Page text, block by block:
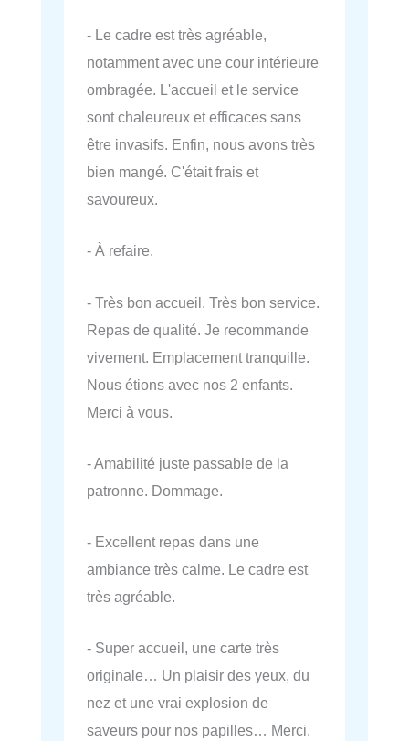
- Le cadre est très agréable,
notamment avec une cour intérieure
ombragée. L'accueil et le service
sont chaleureux et efficaces sans
être invasifs. Enfin, nous avons très
bien mangé. C'était frais et
savoureux.
- À refaire.
- Très bon accueil. Très bon service.
Repas de qualité. Je recommande
vivement. Emplacement tranquille.
Nous étions avec nos 2 enfants.
Merci à vous.
- Amabilité juste passable de la
patronne. Dommage.
- Excellent repas dans une
ambiance très calme. Le cadre est
très agréable.
- Super accueil, une carte très
originale… Un plaisir des yeux, du
nez et une vrai explosion de
saveurs pour nos papilles… Merci.